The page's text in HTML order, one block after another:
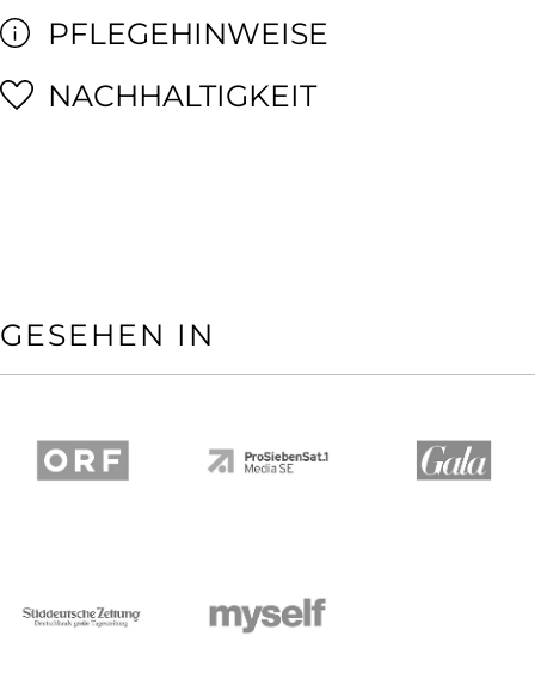
PFLEGEHINWEISE
NACHHALTIGKEIT
GESEHEN IN